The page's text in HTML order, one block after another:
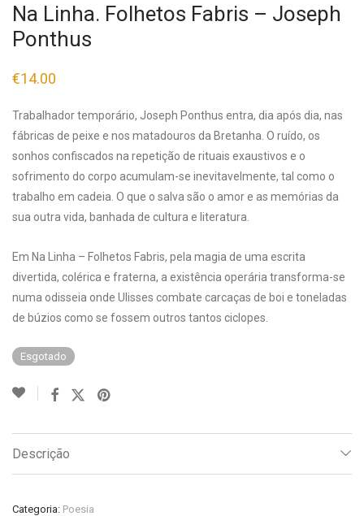
Na Linha. Folhetos Fabris – Joseph
Ponthus
€14.00
Trabalhador temporário, Joseph Ponthus entra, dia após dia, nas
fábricas de peixe e nos matadouros da Bretanha. O ruído, os
sonhos confiscados na repetição de rituais exaustivos e o
sofrimento do corpo acumulam-se inevitavelmente, tal como o
trabalho em cadeia. O que o salva são o amor e as memórias da
sua outra vida, banhada de cultura e literatura.
Em Na Linha – Folhetos Fabris, pela magia de uma escrita
divertida, colérica e fraterna, a existência operária transforma-se
numa odisseia onde Ulisses combate carcaças de boi e toneladas
de búzios como se fossem outros tantos ciclopes.
Esgotado
Descrição
Categoria: Poesia